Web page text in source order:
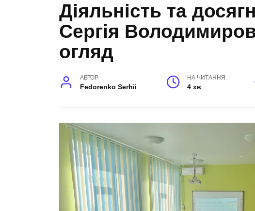
Діяльність та
Сергія
огляд
АВТОР
Fedorenko Serhii
НА ЧИТАННЯ
4 хв